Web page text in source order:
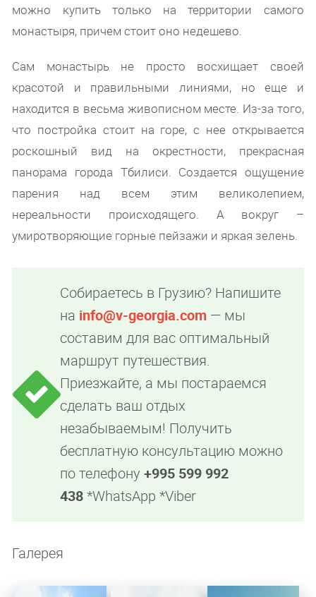
можно купить только на территории самого
монастыря, причем стоит оно недешево.
Сам монастырь не просто восхищает своей
красотой и правильными линиями, но еще и
находится в весьма живописном месте. Из-за того,
что постройка стоит на горе, с нее открывается
роскошный вид на окрестности, прекрасная
панорама города Тбилиси. Создается ощущение
парения над всем этим великолепием,
нереальности происходящего. А вокруг –
умиротворяющие горные пейзажи и яркая зелень.
Собираетесь в Грузию? Напишите
на info@v-georgia.com — мы
составим для вас оптимальный
маршрут путешествия.
Приезжайте, а мы постараемся
сделать ваш отдых
незабываемым! Получить
бесплатную консультацию можно
по телефону +995 599 992
438*WhatsApp *Viber
Галерея